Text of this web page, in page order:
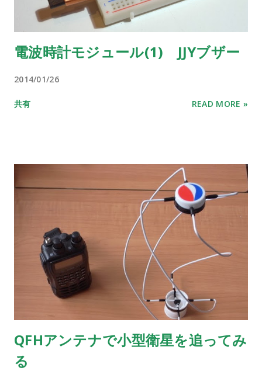
電波時計モジュール(1) JJYブザー
2014/01/26
共有 READ MORE »
QFHアンテナで小型衛星を追ってみ
る